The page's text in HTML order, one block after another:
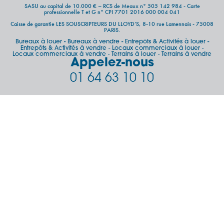
SASU au capital de 10.000 € – RCS de Meaux n° 505 142 984 - Carte
professionnelle T et G n° CPI 7701 2016 000 004 041
Caisse de garantie LES SOUSCRIPTEURS DU LLOYD’S, 8-10 rue Lamennais - 75008
PARIS.
Bureaux à louer- Bureaux à vendre- Entrepôts & Activités à louer-
Entrepôts & Activités à vendre - Locaux commerciaux à louer -
Locaux commerciaux à vendre - Terrains à louer - Terrains à vendre
Appelez-nous
01 64 63 10 10